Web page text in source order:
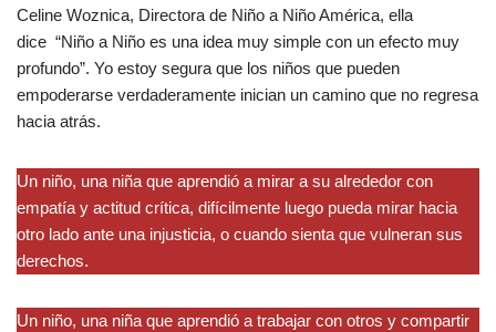
Celine Woznica, Directora de Niño a Niño América, ella
dice “Niño a Niño es una idea muy simple con un efecto muy
profundo”. Yo estoy segura que los niños que pueden
empoderarse verdaderamente inician un camino que no regresa
hacia atrás.
Un niño, una niña que aprendió a mirar a su alrededor con
empatía y actitud crítica, difícilmente luego pueda mirar hacia
otro lado ante una injusticia, o cuando sienta que vulneran sus
derechos.
Un niño, una niña que aprendió a trabajar con otros y compartir